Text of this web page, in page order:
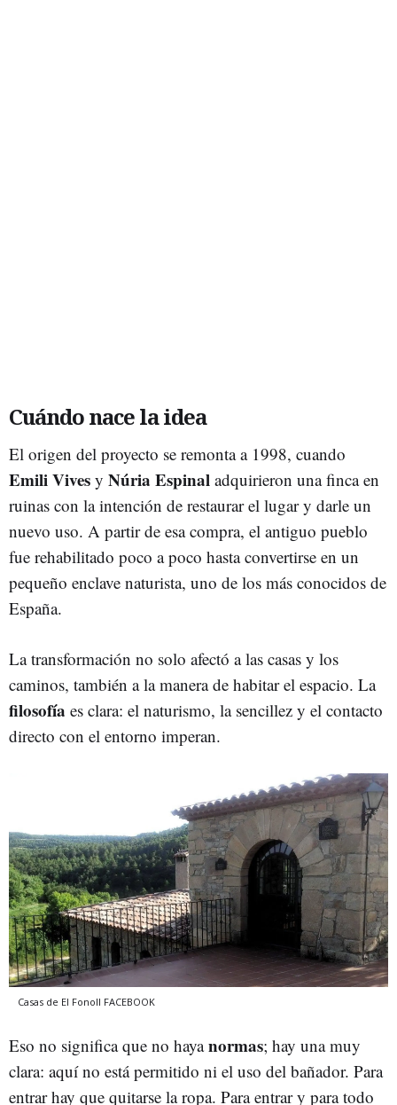
Cuándo nace la idea
El origen del proyecto se remonta a 1998, cuando
Emili Vives y Núria Espinal adquirieron una finca en
ruinas con la intención de restaurar el lugar y darle un
nuevo uso. A partir de esa compra, el antiguo pueblo
fue rehabilitado poco a poco hasta convertirse en un
pequeño enclave naturista, uno de los más conocidos de
España.
La transformación no solo afectó a las casas y los
caminos, también a la manera de habitar el espacio. La
filosofía es clara: el naturismo, la sencillez y el contacto
directo con el entorno imperan.
Casas de El Fonoll FACEBOOK
Eso no significa que no hayanormas; hay una muy
clara: aquí no está permitido ni el uso del bañador. Para
entrar hay que quitarse la ropa. Para entrar y para todo